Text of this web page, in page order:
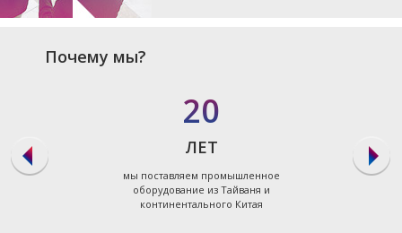
Почему мы?
20
ЛЕТ
мы поставляем промышленное
оборудование из Тайваня и
континентального Китая